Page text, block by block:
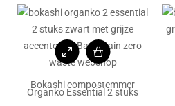
Bokashi compostemmer
Organko Essential 2 stuks